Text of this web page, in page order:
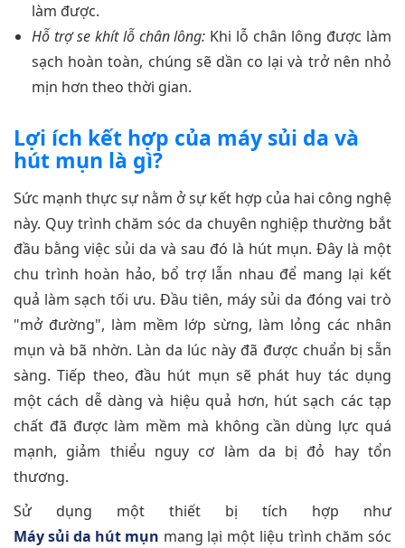
làm được.
Hỗ trợ se khít lỗ chân lông: Khi lỗ chân lông được làm
sạch hoàn toàn, chúng sẽ dần co lại và trở nên nhỏ
mịn hơn theo thời gian.
Lợi ích kết hợp của máy sủi da và
hút mụn là gì?
Sức mạnh thực sự nằm ở sự kết hợp của hai công nghệ
này. Quy trình chăm sóc da chuyên nghiệp thường bắt
đầu bằng việc sủi da và sau đó là hút mụn. Đây là một
chu trình hoàn hảo, bổ trợ lẫn nhau để mang lại kết
quả làm sạch tối ưu. Đầu tiên, máy sủi da đóng vai trò
"mở đường", làm mềm lớp sừng, làm lỏng các nhân
mụn và bã nhờn. Làn da lúc này đã được chuẩn bị sẵn
sàng. Tiếp theo, đầu hút mụn sẽ phát huy tác dụng
một cách dễ dàng và hiệu quả hơn, hút sạch các tạp
chất đã được làm mềm mà không cần dùng lực quá
mạnh, giảm thiểu nguy cơ làm da bị đỏ hay tổn
thương.
Sử dụng một thiết bị tích hợp như
Máy sủi da hút mụn mang lại một liệu trình chăm sóc